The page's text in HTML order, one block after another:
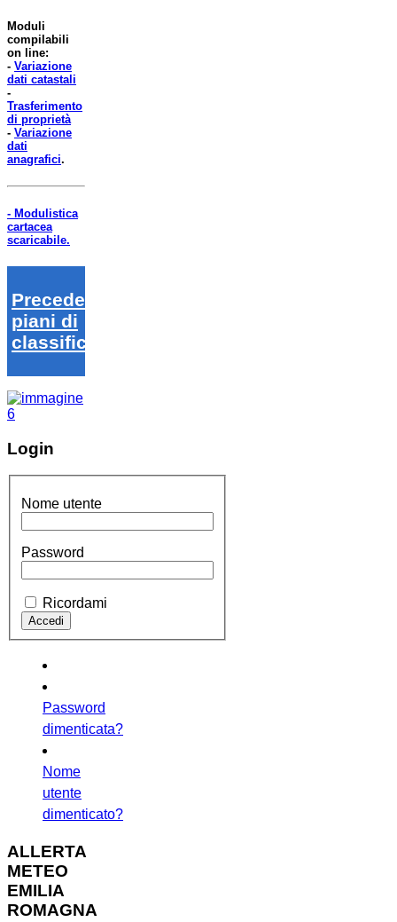
Moduli
compilabili
on line:
- Variazione
dati catastali
-
Trasferimento
di proprietà
- Variazione
dati
anagrafici.
- Modulistica
cartacea
scaricabile.
Precedenti
piani di
classifica
Login
Nome utente
Password
Ricordami
Password
dimenticata?
Nome
utente
dimenticato?
ALLERTA
METEO
EMILIA
ROMAGNA